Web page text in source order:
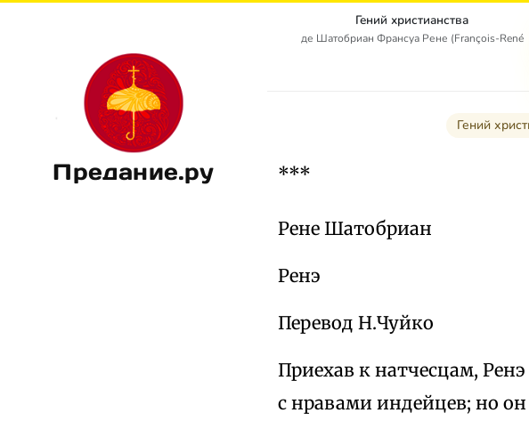
Предание.ру
Гений христианства
де Шатобриан Франсуа Рене (François-René,
Гений
***
Рене Шатобриан
Ренэ
Перевод Н.Чуйко
Приехав к натчесцам,
с нравами индейцев; но